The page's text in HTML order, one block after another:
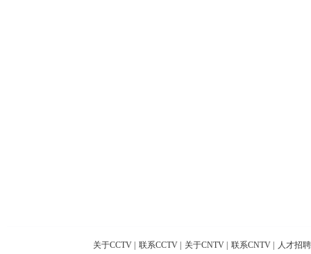
关于CCTV 联系CCTV 关于CNTV 联系CNTV 人才招聘